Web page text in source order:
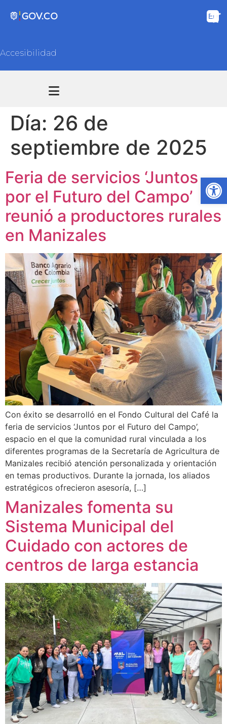
Accesibilidad
Día: 26 de
septiembre de 2025
Feria de servicios ‘Juntos
por el Futuro del Campo’
reunió a productores rurales
en Manizales
Con éxito se desarrolló en el Fondo Cultural del Café la
feria de servicios ‘Juntos por el Futuro del Campo’,
espacio en el que la comunidad rural vinculada a los
diferentes programas de la Secretaría de Agricultura de
Manizales recibió atención personalizada y orientación
en temas productivos. Durante la jornada, los aliados
estratégicos ofrecieron asesoría, […]
Manizales fomenta su
Sistema Municipal del
Cuidado con actores de
centros de larga estancia